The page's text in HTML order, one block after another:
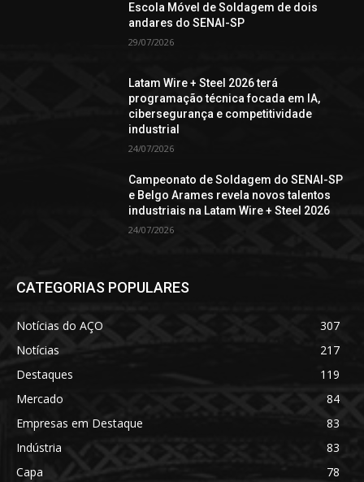
Escola Móvel de Soldagem de dois
andares do SENAI-SP
29/07/2026
Latam Wire + Steel 2026 terá
programação técnica focada em IA,
cibersegurança e competitividade
industrial
24/07/2026
Campeonato de Soldagem do SENAI-SP
e Belgo Arames revela novos talentos
industriais na Latam Wire + Steel 2026
24/07/2026
CATEGORIAS POPULARES
Notícias do AÇO
307
Notícias
217
Destaques
119
Mercado
84
Empresas em Destaque
83
Indústria
83
Capa
78